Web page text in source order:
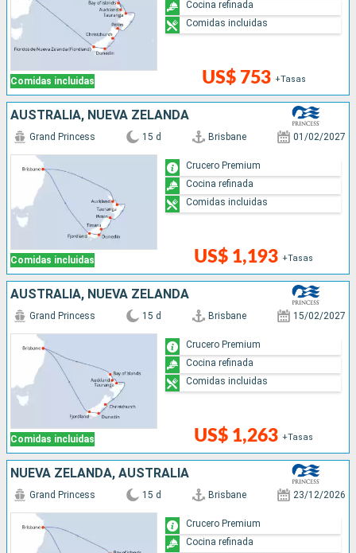
Comidas incluidas US$ 753 +Tasas
Cocina refinada
Comidas incluidas
AUSTRALIA, NUEVA ZELANDA
Comidas incluidas
Grand Princess 15 d Brisbane 01/02/2027
US$ 1,193 +Tasas
Crucero Premium
Cocina refinada
Comidas incluidas
AUSTRALIA, NUEVA ZELANDA
Comidas incluidas
Grand Princess 15 d Brisbane 15/02/2027
US$ 1,263 +Tasas
Crucero Premium
Cocina refinada
Comidas incluidas
NUEVA ZELANDA, AUSTRALIA
Grand Princess 15 d Brisbane 23/12/2026
Crucero Premium
Cocina refinada